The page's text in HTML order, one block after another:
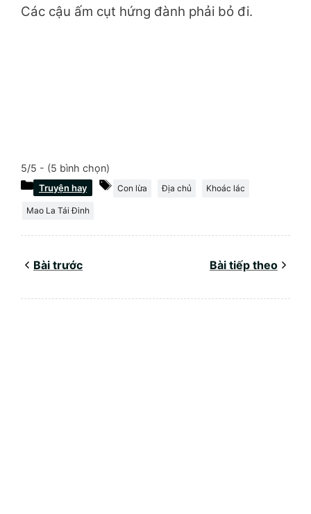
Các cậu ấm cụt hứng đành phải bỏ đi.
5/5 - (5 bình chọn)
Danh
mục
Truyện hay Thẻ
Con lừa Địa chủ Khoác lác
Mao La Tái Đinh